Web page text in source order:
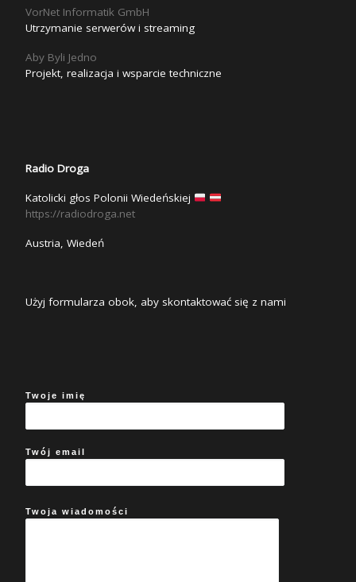
VorNet Informatik GmbH
Utrzymanie serwerów i streaming
Aby Byli Jedno
Projekt, realizacja i wsparcie techniczne
Radio Droga
Katolicki głos Polonii Wiedeńskiej
https://radiodroga.net
Austria, Wiedeń
Użyj formularza obok, aby skontaktować się z nami
Twoje imię
Twój email
Twoja wiadomości